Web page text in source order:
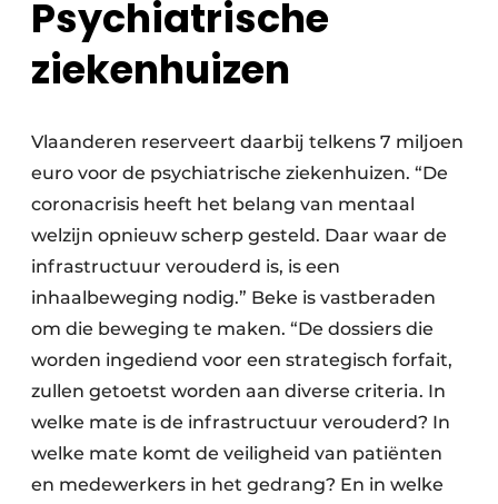
Psychiatrische
ziekenhuizen
Vlaanderen reserveert daarbij telkens 7 miljoen
euro voor de psychiatrische ziekenhuizen. “De
coronacrisis heeft het belang van mentaal
welzijn opnieuw scherp gesteld. Daar waar de
infrastructuur verouderd is, is een
inhaalbeweging nodig.” Beke is vastberaden
om die beweging te maken. “De dossiers die
worden ingediend voor een strategisch forfait,
zullen getoetst worden aan diverse criteria. In
welke mate is de infrastructuur verouderd? In
welke mate komt de veiligheid van patiënten
en medewerkers in het gedrang? En in welke